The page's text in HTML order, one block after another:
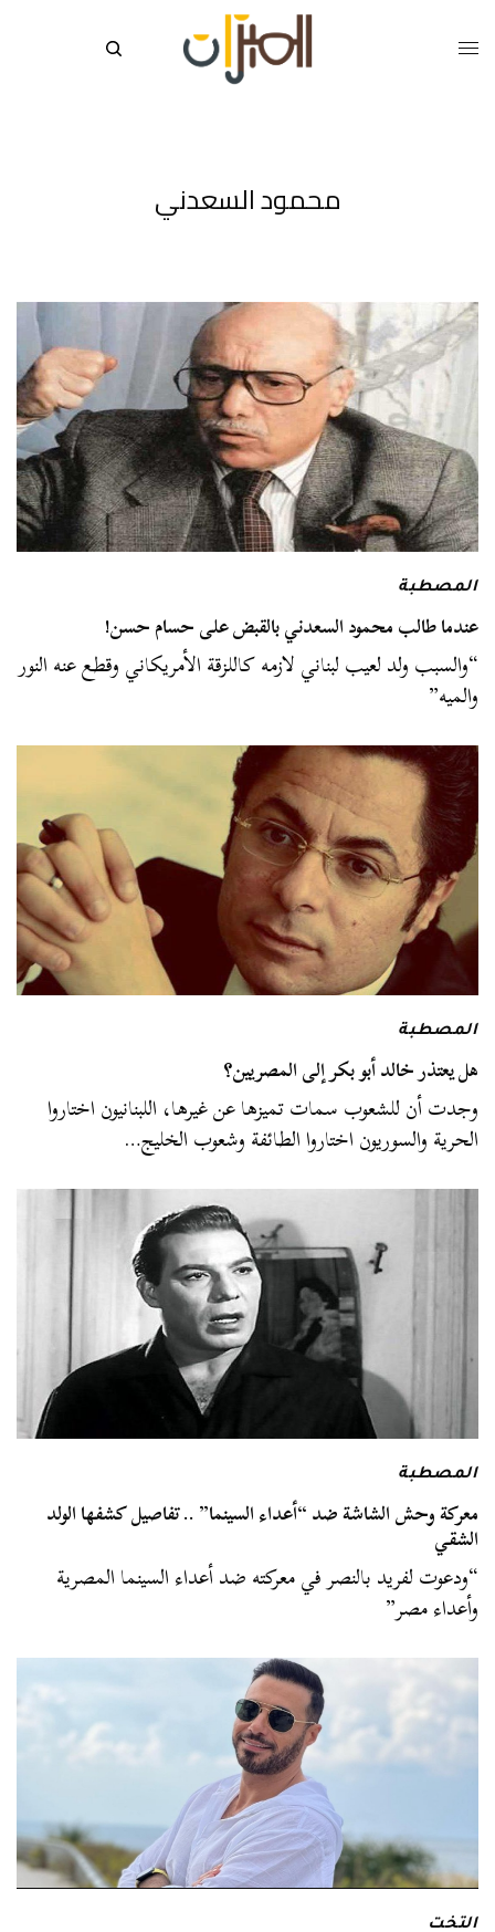
محمود السعدني
المصطبة
عندما طالب محمود السعدني بالقبض على حسام حسن!
“والسبب ولد لعيب لبناني لازمه كاللزقة الأمريكاني وقطع عنه النور
والميه”
المصطبة
هل يعتذر خالد أبو بكر إلى المصريين؟
وجدت أن للشعوب سمات تميزها عن غيرها، اللبنانيون اختاروا
الحرية والسوريون اختاروا الطائفة وشعوب الخليج…
المصطبة
معركة وحش الشاشة ضد “أعداء السينما” .. تفاصيل كشفها الولد
الشقي
“ودعوت لفريد بالنصر في معركته ضد أعداء السينما المصرية
وأعداء مصر”
التخت